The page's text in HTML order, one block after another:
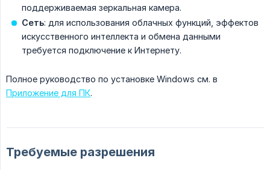
поддерживаемая зеркальная камера.
Сеть: для использования облачных функций, эффектов
искусственного интеллекта и обмена данными
требуется подключение к Интернету.
Полное руководство по установке Windows см. в
Приложение для ПК.
Требуемые разрешения